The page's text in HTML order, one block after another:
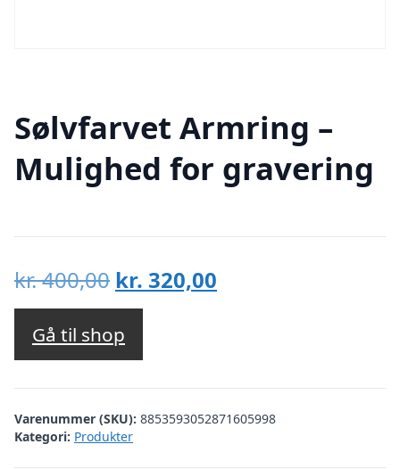
Sølvfarvet Armring –
Mulighed for gravering
kr.400,00 Den
oprindelige
pris
var:
kr. 400,00.
kr. 320,00
kr. 320,00.
Gå til shop
Varenummer (SKU): 8853593052871605998
Kategori: Produkter